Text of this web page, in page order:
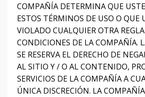
COMPAÑÍA DETERMINA QUE
ESTOS TÉRMINOS DE USO O QUE
VIOLADO CUALQUIER OTRA
CONDICIONES DE LA COMPAÑÍA.
SE RESERVA EL DERECHO DE
AL SITIO Y / O AL CONTENIDO,
SERVICIOS DE LA COMPAÑÍA A
ÚNICA DISCRECIÓN. LA